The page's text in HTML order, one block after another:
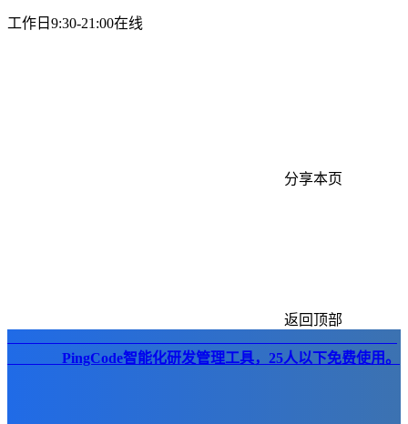
工作日9:30-21:00在线
分享本页
返回顶部
PingCode智能化研发管理工具，25人以下免费使用。